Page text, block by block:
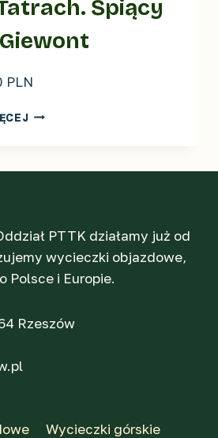
Śpiący
PLN
JESIEŃ
PTTK działamy już od
wycieczki objazdowe,
Polsce i Europie.
Rzeszów
Wycieczki górskie